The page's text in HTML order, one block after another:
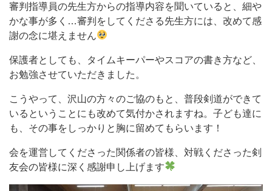
審判指導員の先生方からの指導内容を聞いていると、細や
かな事が多く…審判をしてくださる先生方には、改めて感
謝の念に堪えません
保護者としても、タイムキーパーやスコアの書き方など、
お勉強させていただきました。
こうやって、沢山の方々のご協のもと、普段剣道ができて
いるということにも改めて気付かされますね。子ども達に
も、その事をしっかりと胸に留めてもらいます！
会を運営してくださった関係者の皆様、対戦くださった剣
友会の皆様に深く感謝申し上げます